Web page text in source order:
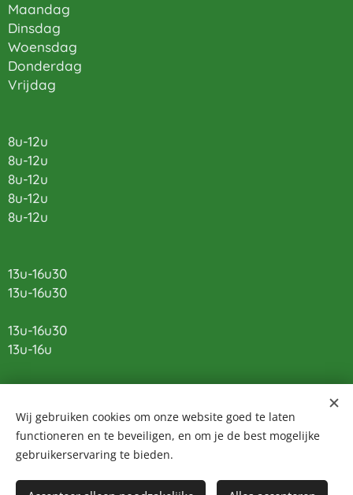
Maandag
Dinsdag
Woensdag
Donderdag
Vrijdag
8u-12u
8u-12u
8u-12u
8u-12u
8u-12u
13u-16u30
13u-16u30
13u-16u30
13u-16u
SABKO vzw
Sint-Amandsbasisschool Noord maakt deel uit van
de scholengemeenschap SABKO vzw.
Wij gebruiken cookies om onze website goed te laten
functioneren en te beveiligen, en om je de best mogelijke
gebruikerservaring te bieden.